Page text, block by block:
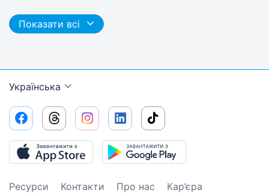
Показати всі
Українська
Ресурси Контакти Про нас Кар’єра